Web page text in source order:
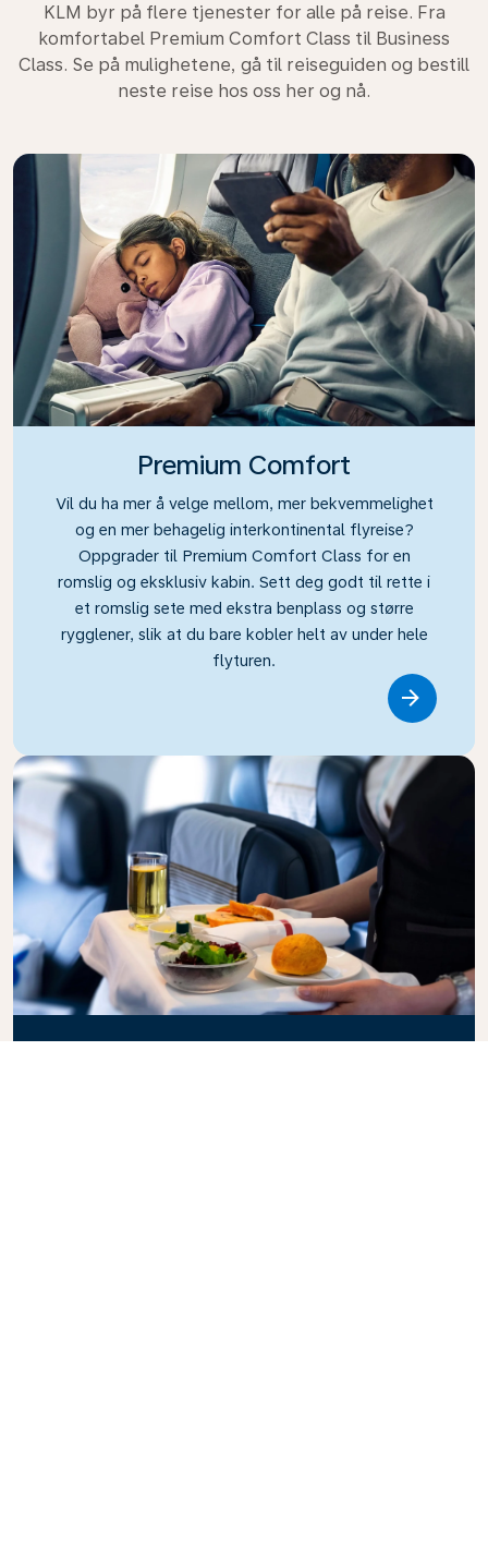
KLM byr på flere tjenester for alle på reise. Fra
komfortabel Premium Comfort Class til Business
Class. Se på mulighetene, gå til reiseguiden og bestill
neste reise hos oss her og nå.
Premium Comfort
Vil du ha mer å velge mellom, mer bekvemmelighet
og en mer behagelig interkontinental flyreise?
Oppgrader til Premium Comfort Class for en
romslig og eksklusiv kabin. Sett deg godt til rette i
et romslig sete med ekstra benplass og større
rygglener, slik at du bare kobler helt av under hele
flyturen.